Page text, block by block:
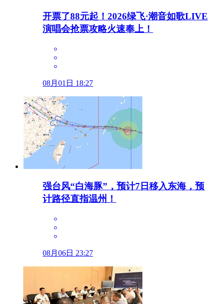
开票了88元起！2026绿飞·潮音如歌LIVE
演唱会抢票攻略火速奉上！
08月01日 18:27
强台风“白海豚”，预计7日移入东海，预
计路径直指温州！
08月06日 23:27